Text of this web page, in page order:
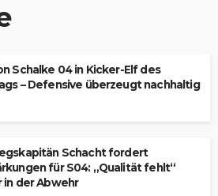
Schalke 04 in Kicker-Elf des
– Defensive überzeugt nachhaltig
Schacht fordert
für S04: „Qualität fehlt“
in der Abwehr